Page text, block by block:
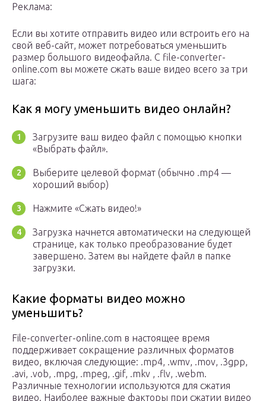
Реклама:
Если вы хотите отправить видео или встроить его на
свой веб-сайт, может потребоваться уменьшить
размер большого видеофайла. С file-converter-
online.com вы можете сжать ваше видео всего за три
шага:
Как я могу уменьшить видео онлайн?
Загрузите ваш видео файл с помощью кнопки
«Выбрать файл».
Выберите целевой формат (обычно .mp4 —
хороший выбор)
Нажмите «Сжать видео!»
Загрузка начнется автоматически на следующей
странице, как только преобразование будет
завершено. Затем вы найдете файл в папке
загрузки.
Какие форматы видео можно
уменьшить?
File-converter-online.com в настоящее время
поддерживает сокращение различных форматов
видео, включая следующие: .mp4, .wmv, .mov, .3gpp,
.avi, .vob, .mpg, .mpeg, .gif, .mkv , .flv, .webm.
Различные технологии используются для сжатия
видео. Наиболее важные факторы при сжатии видео